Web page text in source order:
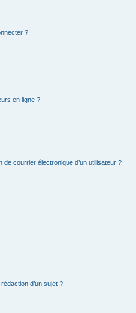
?!
en ligne ?
de courrier électronique d’un utilisateur ?
d’un sujet ?